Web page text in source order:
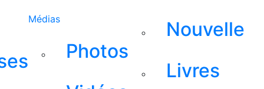
Médias
Photos
Nouvelle
Livres